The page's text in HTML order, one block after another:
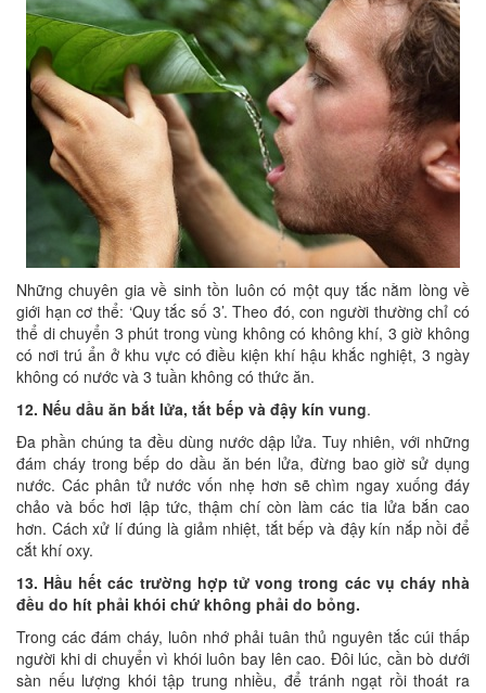
Những chuyên gia về sinh tồn luôn có một quy tắc nằm lòng về
giới hạn cơ thể: ‘Quy tắc số 3’. Theo đó, con người thường chỉ có
thể di chuyển 3 phút trong vùng không có không khí, 3 giờ không
có nơi trú ẩn ở khu vực có điều kiện khí hậu khắc nghiệt, 3 ngày
không có nước và 3 tuần không có thức ăn.
12. Nếu dầu ăn bắt lửa, tắt bếp và đậy kín vung.
Đa phần chúng ta đều dùng nước dập lửa. Tuy nhiên, với những
đám cháy trong bếp do dầu ăn bén lửa, đừng bao giờ sử dụng
nước. Các phân tử nước vốn nhẹ hơn sẽ chìm ngay xuống đáy
chảo và bốc hơi lập tức, thậm chí còn làm các tia lửa bắn cao
hơn. Cách xử lí đúng là giảm nhiệt, tắt bếp và đậy kín nắp nồi để
cắt khí oxy.
13. Hầu hết các trường hợp tử vong trong các vụ cháy nhà
đều do hít phải khói chứ không phải do bỏng.
Trong các đám cháy, luôn nhớ phải tuân thủ nguyên tắc cúi thấp
người khi di chuyển vì khói luôn bay lên cao. Đôi lúc, cần bò dưới
sàn nếu lượng khói tập trung nhiều, để tránh ngạt rồi thoát ra